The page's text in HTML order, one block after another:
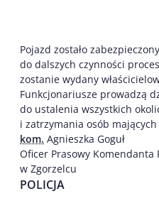
Pojazd zostało
do dalszych czynności
zostanie wydany
Funkcjonariusze prowadzą
do ustalenia wszystkich
i zatrzymania osób
kom. Agnieszka Goguł
Oficer Prasowy Komendanta
w Zgorzelcu
POLICJA